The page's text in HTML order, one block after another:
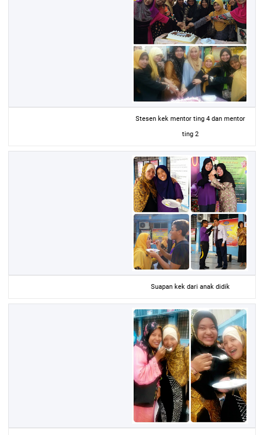
Stesen kek mentor ting 4 dan mentor
ting 2
Suapan kek dari anak didik